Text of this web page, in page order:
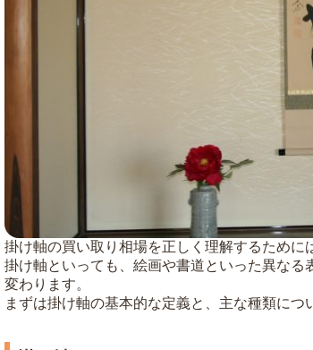
掛け軸の買い取り相場を正しく理解するために
掛け軸といっても、絵画や書道といった異なる
変わります。
まずは掛け軸の基本的な定義と、主な種類につ